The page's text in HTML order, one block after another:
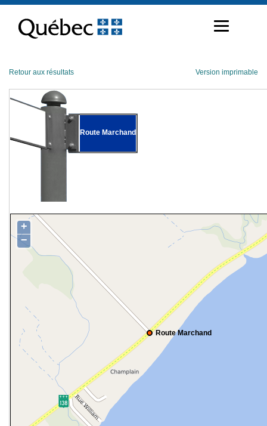
contenu
Retour aux résultats Version imprimable
Route Marchand
Route Marchand
+
−